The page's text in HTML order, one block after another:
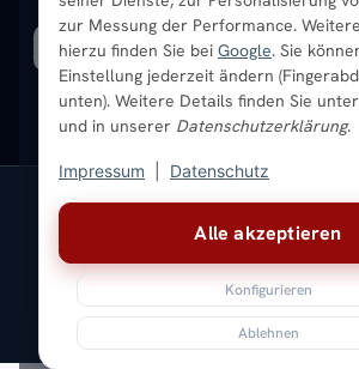
Alle akzeptieren
Konfigurieren
Ablehnen
zur Messung der Performance.
hierzu finden Sie bei Google. Sie
Einstellung jederzeit ändern
unten). Weitere Details finden Sie unter
und in unserer Datenschutzerklärung.
Impressum Datenschutz
Bestpreisgarantie
* Alle Preise inkl. gesetzlicher USt. |
Impressum AGB
BatteriegesetzSitemap